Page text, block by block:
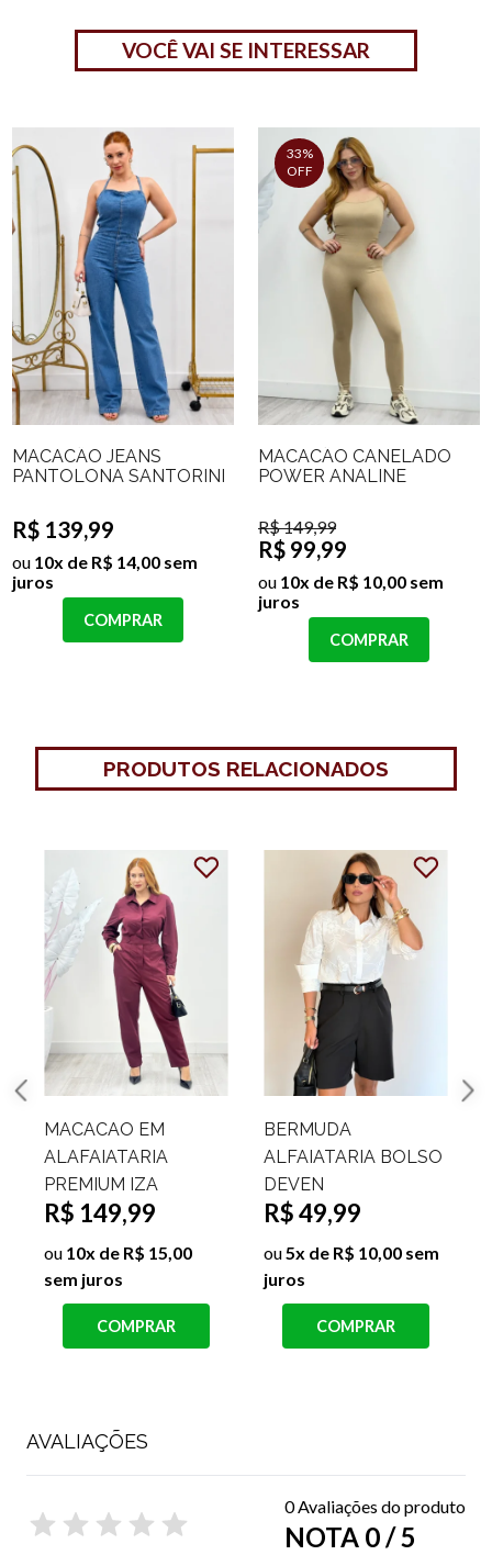
VOCÊ VAI SE INTERESSAR
MACACÃO JEANS
PANTOLONA SANTORINI
R$ 139,99
ou 10x de R$ 14,00 sem
juros
COMPRAR
33%
OFF
MACACÃO CANELADO
POWER ANALINE
R$ 149,99
R$ 99,99
ou 10x de R$ 10,00 sem
juros
COMPRAR
PRODUTOS RELACIONADOS
MACACAO EM
ALAFAIATARIA
PREMIUM IZA
R$ 149,99
ou 10x de R$ 15,00
sem juros
COMPRAR
BERMUDA
ALFAIATARIA BOLSO
DEVEN
R$ 49,99
ou 5x de R$ 10,00 sem
juros
COMPRAR
AVALIAÇÕES
0 Avaliações do produto
NOTA 0 / 5